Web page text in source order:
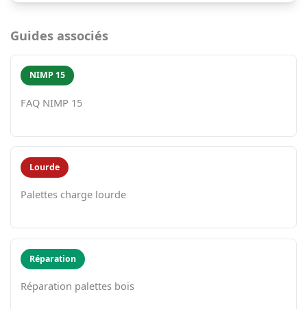
Guides associés
NIMP 15
FAQ NIMP 15
Lourde
Palettes charge lourde
Réparation
Réparation palettes bois